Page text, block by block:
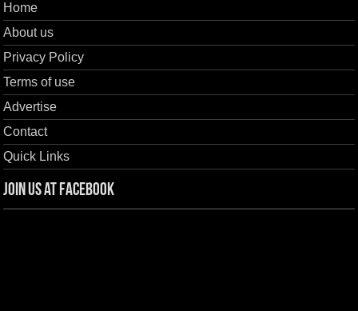
Home
About us
Privacy Policy
Terms of use
Advertise
Contact
Quick Links
Join us at Facebook